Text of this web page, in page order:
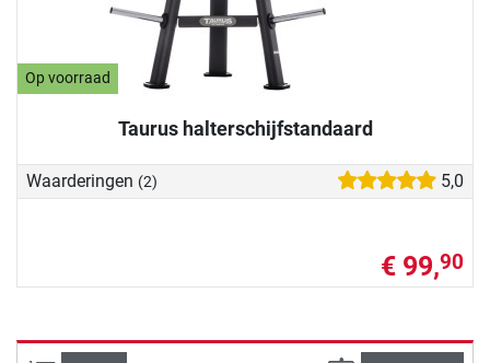
Op voorraad
Taurus halterschijfstandaard
Waarderingen (2) 5,0
€ 99,90